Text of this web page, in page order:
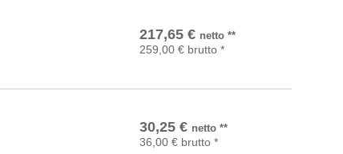
217,65 € netto**
259,00 € brutto *
In den Warenkorb
30,25 € netto**
36,00 € brutto *
In den Warenkorb